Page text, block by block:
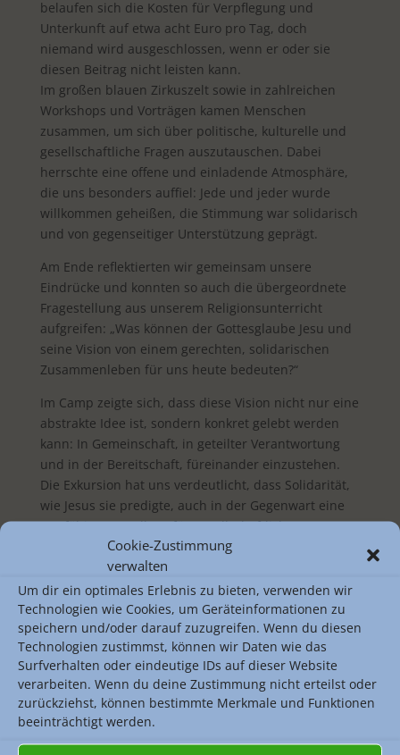
Cookie-Zustimmung
verwalten
Um dir ein optimales Erlebnis zu bieten, verwenden wir
Technologien wie Cookies, um Geräteinformationen zu
speichern und/oder darauf zuzugreifen. Wenn du diesen
Technologien zustimmst, können wir Daten wie das
Surfverhalten oder eindeutige IDs auf dieser Website
verarbeiten. Wenn du deine Zustimmung nicht erteilst oder
zurückziehst, können bestimmte Merkmale und Funktionen
beeinträchtigt werden.
belaufen sich die Kosten für Verpflegung und
Unterkunft auf etwa acht Euro pro Tag, doch
niemand wird ausgeschlossen, wenn er oder sie
diesen Beitrag nicht leisten kann.
Im großen blauen Zirkuszelt sowie in zahlreichen
Workshops und Vorträgen kamen Menschen
zusammen, um sich über politische, kulturelle und
gesellschaftliche Fragen auszutauschen. Dabei
herrschte eine offene und einladende Atmosphäre,
die uns besonders auffiel: Jede und jeder wurde
willkommen geheißen, die Stimmung war solidarisch
und von gegenseitiger Unterstützung geprägt.
Am Ende reflektierten wir gemeinsam unsere
Eindrücke und konnten so auch die übergeordnete
Fragestellung aus unserem Religionsunterricht
aufgreifen: „Was können der Gottesglaube Jesu und
seine Vision von einem gerechten, solidarischen
Zusammenleben für uns heute bedeuten?“
Im Camp zeigte sich, dass diese Vision nicht nur eine
abstrakte Idee ist, sondern konkret gelebt werden
kann: In Gemeinschaft, in geteilter Verantwortung
und in der Bereitschaft, füreinander einzustehen.
Die Exkursion hat uns verdeutlicht, dass Solidarität,
wie Jesus sie predigte, auch in der Gegenwart eine
tragfähige Grundlage für gesellschaftliches
Miteinander sein kann – und dass Orte wie das
„System Change Camp“ wichtige Impulse für eine
gerechtere Zukunft geben.
Skyla Kraemer (12F), Brianna Frimpong (12D)